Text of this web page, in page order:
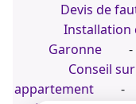
Devis de
Installation
Garonne
-
Conseil
appartement
-